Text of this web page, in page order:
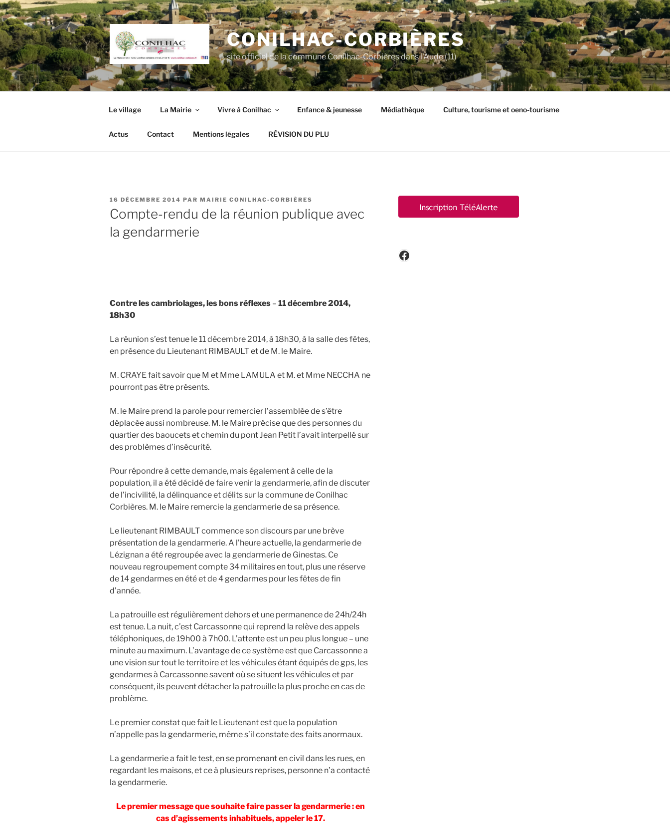
Aller
au
contenu
principal
CONILHAC-CORBIÈRES
site officiel de la commune Conilhac-Corbières dans l'Aude (11)
Le village La Mairie Vivre à Conilhac Enfance & jeunesse Médiathèque Culture, tourisme et oeno-tourisme
Actus Contact Mentions légales RÉVISION DU PLU
PUBLIÉ
LE
16 DÉCEMBRE 2014 PAR MAIRIE CONILHAC-CORBIÈRES
Compte-rendu de la réunion publique avec
la gendarmerie
Contre les cambriolages, les bons réflexes – 11 décembre 2014,
18h30
La réunion s’est tenue le 11 décembre 2014, à 18h30, à la salle des fêtes,
en présence du Lieutenant RIMBAULT et de M. le Maire.
M. CRAYE fait savoir que M et Mme LAMULA et M. et Mme NECCHA ne
pourront pas être présents.
M. le Maire prend la parole pour remercier l’assemblée de s’être
déplacée aussi nombreuse. M. le Maire précise que des personnes du
quartier des baoucets et chemin du pont Jean Petit l’avait interpellé sur
des problèmes d’insécurité.
Pour répondre à cette demande, mais également à celle de la
population, il a été décidé de faire venir la gendarmerie, afin de discuter
de l’incivilité, la délinquance et délits sur la commune de Conilhac
Corbières. M. le Maire remercie la gendarmerie de sa présence.
Le lieutenant RIMBAULT commence son discours par une brève
présentation de la gendarmerie. A l’heure actuelle, la gendarmerie de
Lézignan a été regroupée avec la gendarmerie de Ginestas. Ce
nouveau regroupement compte 34 militaires en tout, plus une réserve
de 14 gendarmes en été et de 4 gendarmes pour les fêtes de fin
d’année.
La patrouille est régulièrement dehors et une permanence de 24h/24h
est tenue. La nuit, c’est Carcassonne qui reprend la relève des appels
téléphoniques, de 19h00 à 7h00. L’attente est un peu plus longue – une
minute au maximum. L’avantage de ce système est que Carcassonne a
une vision sur tout le territoire et les véhicules étant équipés de gps, les
gendarmes à Carcassonne savent où se situent les véhicules et par
conséquent, ils peuvent détacher la patrouille la plus proche en cas de
problème.
Le premier constat que fait le Lieutenant est que la population
n’appelle pas la gendarmerie, même s’il constate des faits anormaux.
La gendarmerie a fait le test, en se promenant en civil dans les rues, en
regardant les maisons, et ce à plusieurs reprises, personne n’a contacté
la gendarmerie.
Le premier message que souhaite faire passer la gendarmerie : en
cas d’agissements inhabituels, appeler le 17.
Facebook